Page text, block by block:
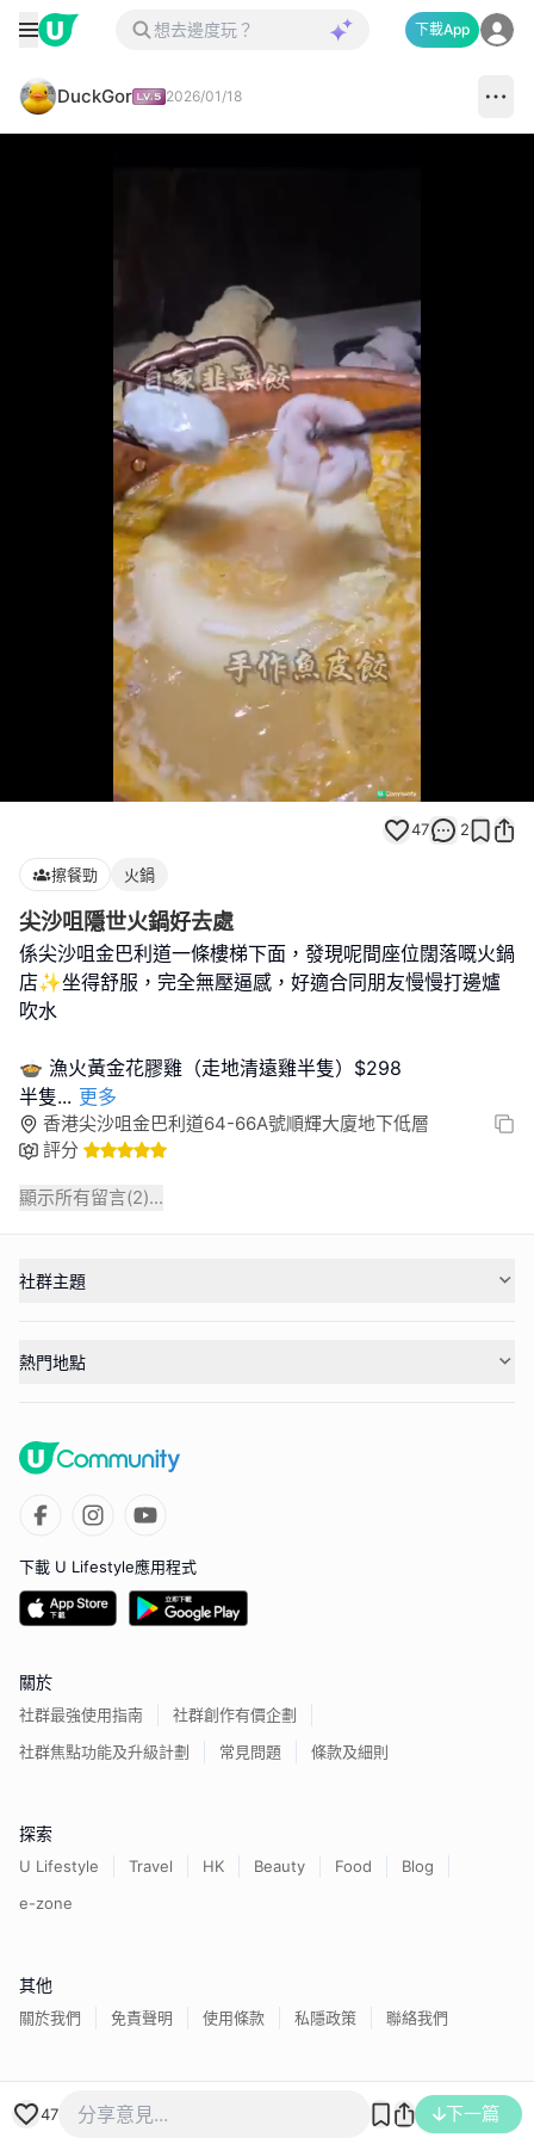
下載App
DuckGor 2026/01/18
Loaded:
100.00%
47 2
擦餐勁 火鍋
尖沙咀隱世火鍋好去處
係尖沙咀金巴利道一條樓梯下面，發現呢間座位闊落嘅火鍋
店✨坐得舒服，完全無壓逼感，好適合同朋友慢慢打邊爐
吹水
🍲 漁火黃金花膠雞（走地清遠雞半隻）$298
半隻... 更多
香港尖沙咀金巴利道64-66A號順輝大廈地下低層
評分
顯示所有留言(2)...
47 下一篇
社群主題
熱門地點
下載 U Lifestyle應用程式
關於
社群最強使用指南
社群創作有價企劃
社群焦點功能及升級計劃
常見問題 條款及細則
探索
U Lifestyle Travel HK Beauty Food
Blog
e-zone
其他
關於我們 免責聲明 使用條款 私隱政策 聯絡我們
香港經濟日報版權所有©